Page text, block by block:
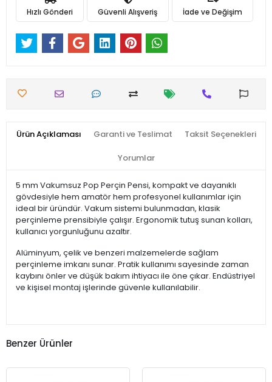
Hızlı Gönderi Güvenli Alışveriş İade ve Değişim
Ürün Açıklaması Garanti ve Teslimat Taksit Seçenekleri
Yorumlar
5 mm Vakumsuz Pop Perçin Pensi, kompakt ve dayanıklı
gövdesiyle hem amatör hem profesyonel kullanımlar için
ideal bir üründür. Vakum sistemi bulunmadan, klasik
perçinleme prensibiyle çalışır. Ergonomik tutuş sunan kolları,
kullanıcı yorgunluğunu azaltır.
Alüminyum, çelik ve benzeri malzemelerde sağlam
perçinleme imkanı sunar. Pratik kullanımı sayesinde zaman
kaybını önler ve düşük bakım ihtiyacı ile öne çıkar. Endüstriyel
ve kişisel montaj işlerinde güvenle kullanılabilir.
Benzer Ürünler